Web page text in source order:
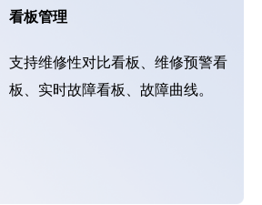
看板管理
支持维修性对比看板、维修预警看
板、实时故障看板、故障曲线。